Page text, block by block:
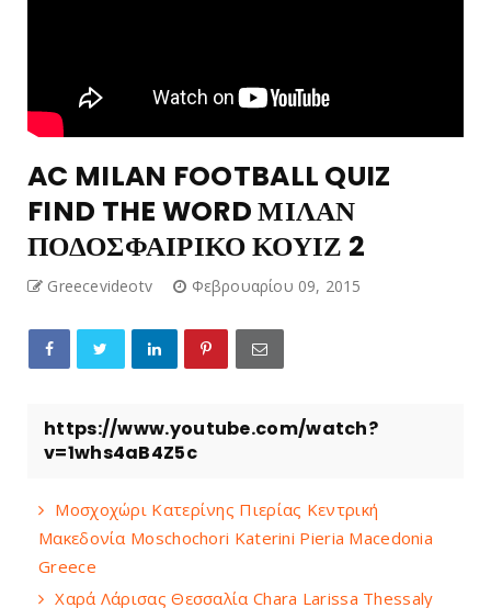
AC MILAN FOOTBALL QUIZ
FIND THE WORD ΜΙΛΑΝ
ΠΟΔΟΣΦΑΙΡΙΚΟ ΚΟΥΙΖ 2
Greecevideotv Φεβρουαρίου 09, 2015
https://www.youtube.com/watch?
v=1whs4aB4Z5c
Μοσχοχώρι Κατερίνης Πιερίας Κεντρική
Μακεδονία Moschochori Katerini Pieria Macedonia
Greece
Χαρά Λάρισας Θεσσαλία Chara Larissa Thessaly